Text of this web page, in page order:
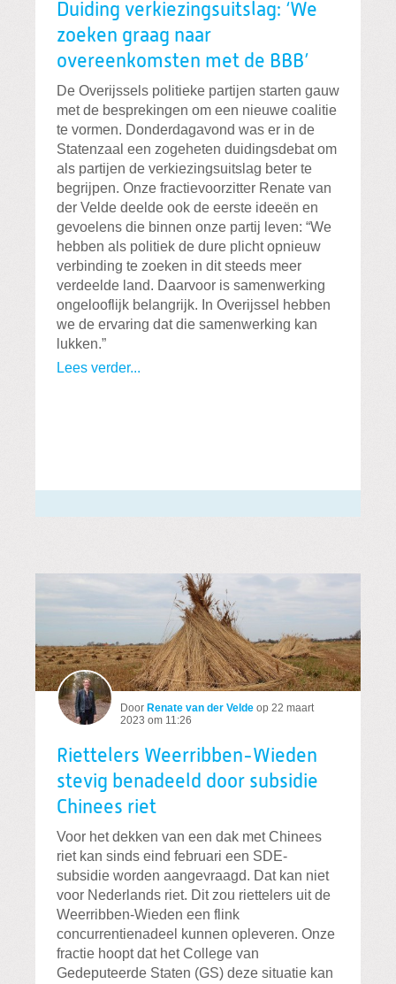
Duiding verkiezingsuitslag: ‘We
zoeken graag naar
overeenkomsten met de BBB’
De Overijssels politieke partijen starten gauw
met de besprekingen om een nieuwe coalitie
te vormen. Donderdagavond was er in de
Statenzaal een zogeheten duidingsdebat om
als partijen de verkiezingsuitslag beter te
begrijpen. Onze fractievoorzitter Renate van
der Velde deelde ook de eerste ideeën en
gevoelens die binnen onze partij leven: “We
hebben als politiek de dure plicht opnieuw
verbinding te zoeken in dit steeds meer
verdeelde land. Daarvoor is samenwerking
ongelooflijk belangrijk. In Overijssel hebben
we de ervaring dat die samenwerking kan
lukken.”
Lees verder...
Door Renate van der Velde op 22 maart
2023 om 11:26
Riettelers Weerribben-Wieden
stevig benadeeld door subsidie
Chinees riet
Voor het dekken van een dak met Chinees
riet kan sinds eind februari een SDE-
subsidie worden aangevraagd. Dat kan niet
voor Nederlands riet. Dit zou riettelers uit de
Weerribben-Wieden een flink
concurrentienadeel kunnen opleveren. Onze
fractie hoopt dat het College van
Gedeputeerde Staten (GS) deze situatie kan